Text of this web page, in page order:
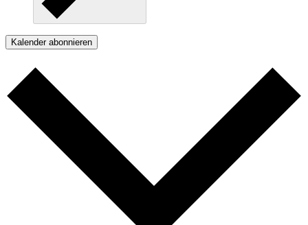
Kalender abonnieren